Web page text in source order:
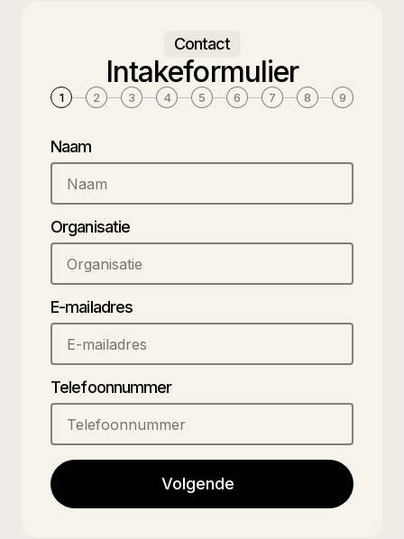
Contact
Intakeformulier
1 2 3 4 5 6 7 8 9
Naam
Organisatie
E-mailadres
Telefoonnummer
Volgende